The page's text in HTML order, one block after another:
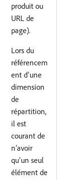
produit ou
URL de
page).
Lors du
référencem
ent d’une
dimension
de
répartition,
il est
courant de
n’avoir
qu’un seul
élément de